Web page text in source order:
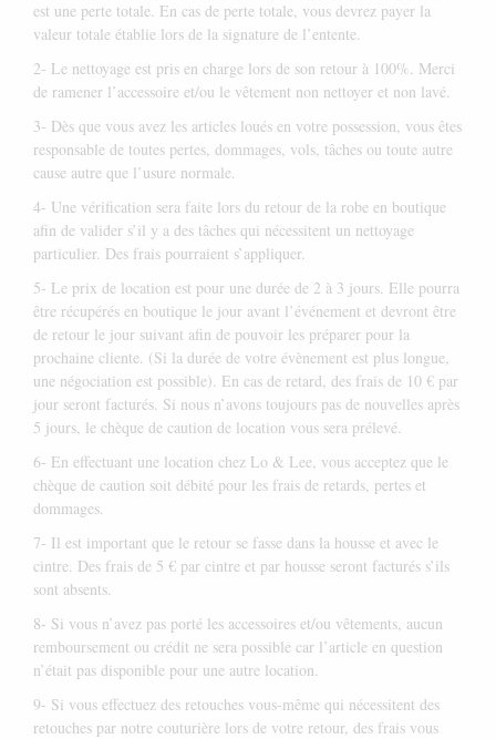
est une perte totale. En cas de perte totale, vous devrez payer la
valeur totale établie lors de la signature de l’entente.
2- Le nettoyage est pris en charge lors de son retour à 100%. Merci
de ramener l’accessoire et/ou le vêtement non nettoyer et non lavé.
3- Dès que vous avez les articles loués en votre possession, vous êtes
responsable de toutes pertes, dommages, vols, tâches ou toute autre
cause autre que l’usure normale.
4- Une vérification sera faite lors du retour de la robe en boutique
afin de valider s’il y a des tâches qui nécessitent un nettoyage
particulier. Des frais pourraient s’appliquer.
5- Le prix de location est pour une durée de 2 à 3 jours. Elle pourra
être récupérés en boutique le jour avant l’événement et devront être
de retour le jour suivant afin de pouvoir les préparer pour la
prochaine cliente. (Si la durée de votre évènement est plus longue,
une négociation est possible). En cas de retard, des frais de 10 € par
jour seront facturés. Si nous n’avons toujours pas de nouvelles après
5 jours, le chèque de caution de location vous sera prélevé.
6- En effectuant une location chez Lo & Lee, vous acceptez que le
chèque de caution soit débité pour les frais de retards, pertes et
dommages.
7- Il est important que le retour se fasse dans la housse et avec le
cintre. Des frais de 5 € par cintre et par housse seront facturés s’ils
sont absents.
8- Si vous n’avez pas porté les accessoires et/ou vêtements, aucun
remboursement ou crédit ne sera possible car l’article en question
n’était pas disponible pour une autre location.
9- Si vous effectuez des retouches vous-même qui nécessitent des
retouches par notre couturière lors de votre retour, des frais vous